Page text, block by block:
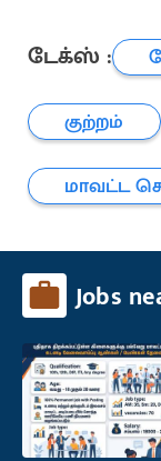
டேக்ஸ் :
குற்றம்
மாவட்ட
Jobs